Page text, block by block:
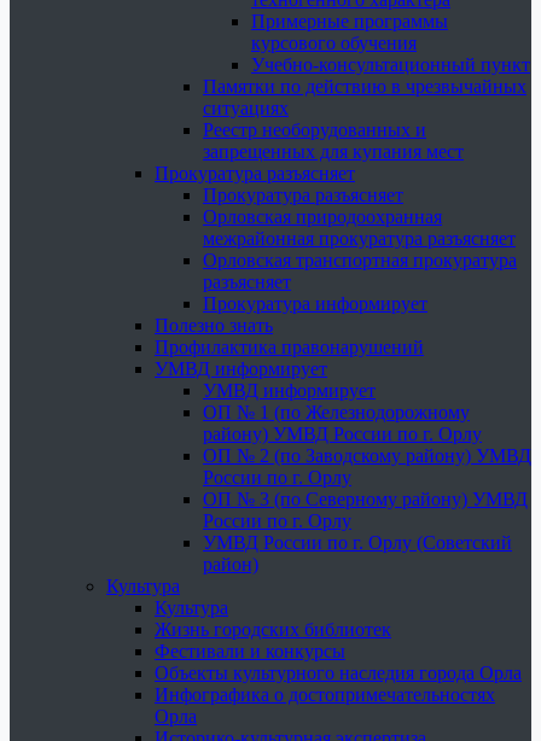
Примерные программы
курсового обучения
Учебно-консультационный пункт
Памятки по действию в чрезвычайных
ситуациях
Реестр необорудованных и
запрещенных для купания мест
Прокуратура разъясняет
Прокуратура разъясняет
Орловская природоохранная
межрайонная прокуратура разъясняет
Орловская транспортная прокуратура
разъясняет
Прокуратура информирует
Полезно знать
Профилактика правонарушений
УМВД информирует
УМВД информирует
ОП № 1 (по Железнодорожному
району) УМВД России по г. Орлу
ОП № 2 (по Заводскому району) УМВД
России по г. Орлу
ОП № 3 (по Северному району) УМВД
России по г. Орлу
УМВД России по г. Орлу (Советский
район)
Культура
Культура
Жизнь городских библиотек
Фестивали и конкурсы
Объекты культурного наследия города Орла
Инфографика о достопримечательностях
Орла